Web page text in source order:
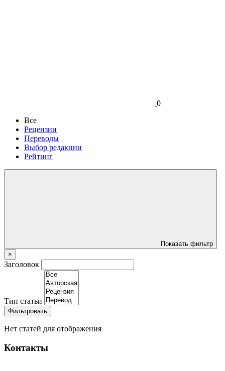
0
Все
Рецензии
Переводы
Выбор редакции
Рейтинг
Показать фильтр
×
Заголовок
Тип статьи
Фильтровать
Нет статей для отображения
Контакты